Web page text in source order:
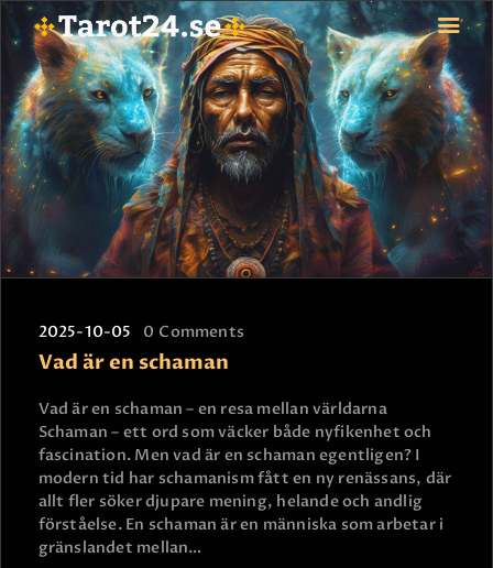
HEM
ASTROLOGI
STJÄRNTECKEN
TAROT
SPÅDAM-SIERSKA
JOBBA SOM SPÅDAM
BETALNING
FAQ
KONTAKTA OSS
2025-10-05 0 Comments
Vad är en schaman
Vad är en schaman – en resa mellan världarna
Schaman – ett ord som väcker både nyfikenhet och
fascination. Men vad är en schaman egentligen? I
modern tid har schamanism fått en ny renässans, där
allt fler söker djupare mening, helande och andlig
förståelse. En schaman är en människa som arbetar i
gränslandet mellan…